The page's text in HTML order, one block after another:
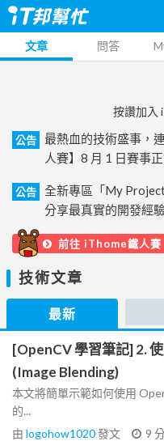
文章 問答
按讚加入
公告
最熱血的技術盛事，
人賽】8 月 1 日賽事正
公告
全新專區「My
分享最真實的開發經
前往 iThome鐵人賽
技術文章
最新
[OpenCV 學習筆記] 2.
(Image Blending)
本文將簡單示範如何使用
的...
由 logohow1020發文 9